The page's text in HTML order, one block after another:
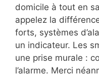
domicile à tout en
appelez la
forts, systèmes
un indicateur. Les
une prise murale :
l’alarme. Merci